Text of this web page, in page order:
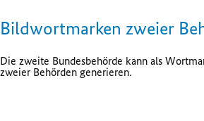
Bildwortmarken zweier
Die zweite Bundesbehörde kann als
zweier Behörden generieren.